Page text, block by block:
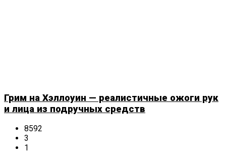
Грим на Хэллоуин — реалистичные ожоги рук
и лица из подручных средств
8592
3
1